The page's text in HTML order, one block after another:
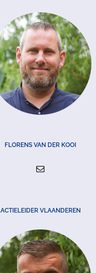
FLORENS VAN DER KOOI
ACTIELEIDER VLAANDEREN